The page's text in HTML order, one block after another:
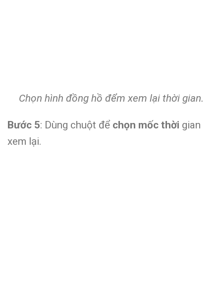
Chọn hình đồng hồ đểm xem lại thời gian.
Bước 5: Dùng chuột để chọn mốc thời gian
xem lại.